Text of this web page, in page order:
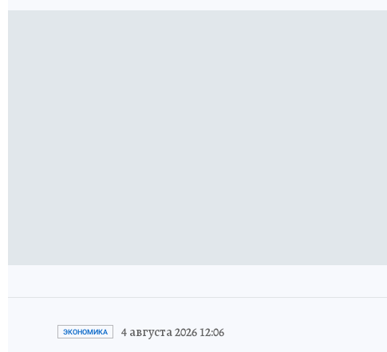
ЭКОНОМИКА 4 августа 2026 12:06